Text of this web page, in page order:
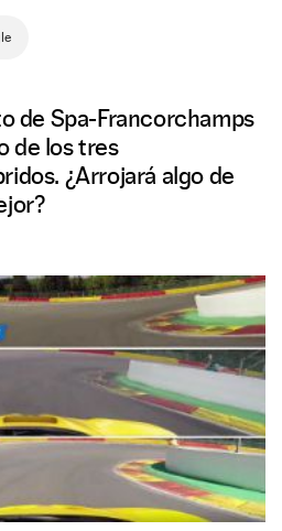
de Spa-Francorchamps
de los tres
¿Arrojará algo de